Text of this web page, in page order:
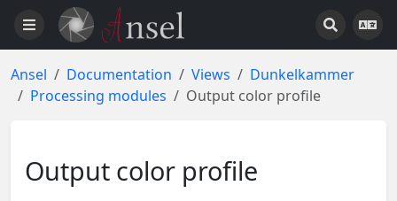
Ansel Documentation Views
Dunkelkammer
Processing modules
Output color profile
Output color profile